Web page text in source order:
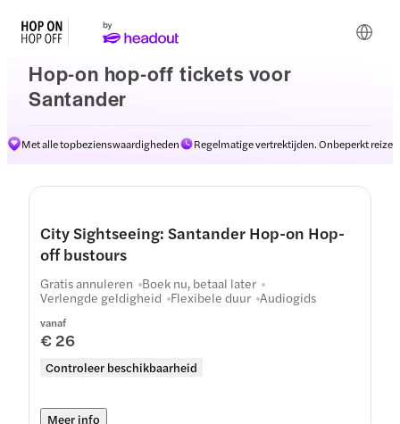
Hop-on hop-off tickets voor
Santander
Met alle topbezienswaardigheden Regelmatige vertrektijden. Onbeperkt reizen
City Sightseeing: Santander Hop-on Hop-
off bustours
vanaf
€ 26
Controleer beschikbaarheid
Gratis annuleren Boek nu, betaal later
Verlengde geldigheid Flexibele duur Audiogids
Meer info